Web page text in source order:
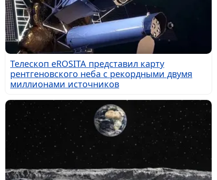
Телескоп eROSITA представил карту
рентгеновского неба с рекордными двумя
миллионами источников